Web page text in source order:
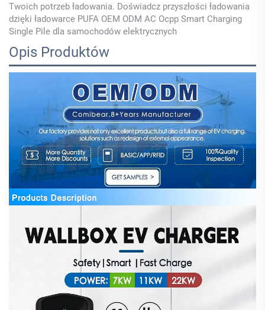
Twoich potrzeb ładowania. Doświadcz przyszłości ładowania
dzięki ładowarce PUFA OEM ODM AC Ocpp Smart Charging
Single Pile dla samochodów elektrycznych
Opis Produktów